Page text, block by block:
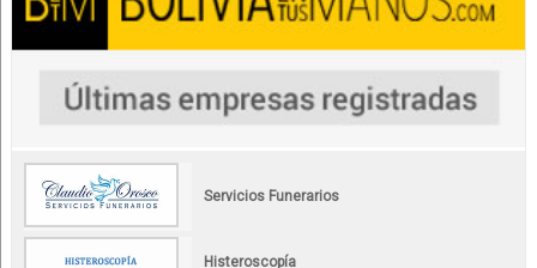
Servicios Funerarios
Histeroscopía